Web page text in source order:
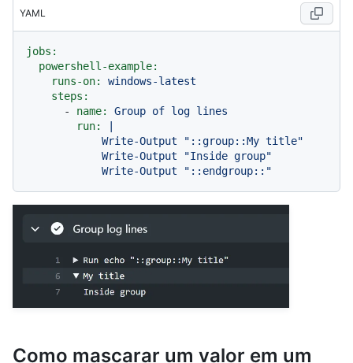
YAML
jobs:
powershell-example:
runs-on:
windows-latest
steps:
-
name: Group of log lines
run:
Como mascarar um valor em um